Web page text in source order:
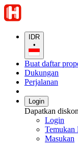
IDR
•
Buat daftar
Dukungan
Perjalanan
Login
Dapatkan
Login
Temukan
Masukan